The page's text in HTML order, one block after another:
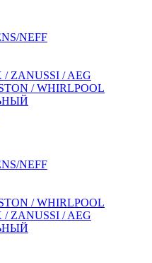
NEFF
ZANUSSI / AEG
/ WHIRLPOOL
NEFF
/ WHIRLPOOL
ZANUSSI / AEG